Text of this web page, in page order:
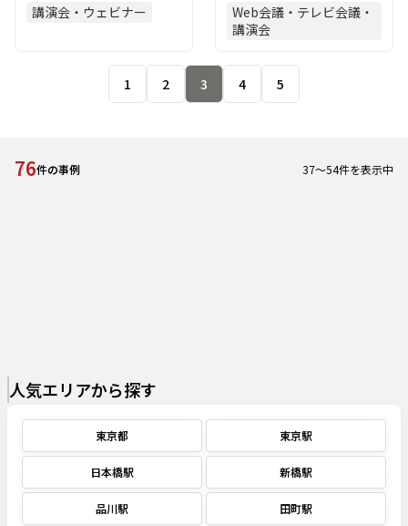
講演会・ウェビナー
Web会議・テレビ会議・
講演会
1 2 3 4 5
76件の事例 37～54件を表示中
人気エリアから探す
東京都 東京駅
日本橋駅 新橋駅
品川駅 田町駅